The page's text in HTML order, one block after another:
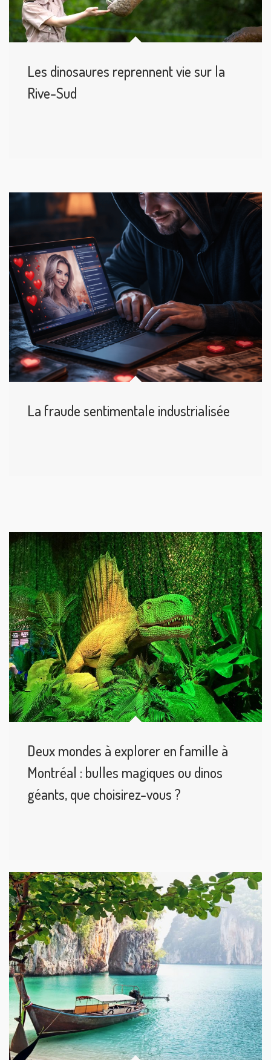
Les dinosaures reprennent vie sur la
Rive-Sud
La fraude sentimentale industrialisée
Deux mondes à explorer en famille à
Montréal : bulles magiques ou dinos
géants, que choisirez-vous ?